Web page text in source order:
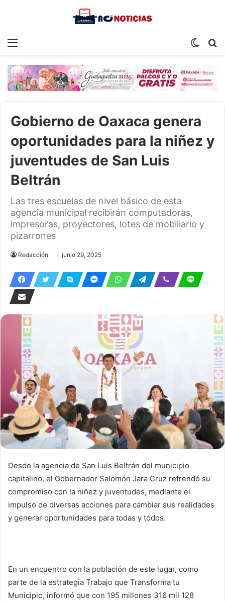
Menu
Switch
Gobierno de Oaxaca genera
oportunidades para la niñez y
juventudes de San Luis
Beltrán
Las tres escuelas de nivel básico de esta
agencia municipal recibirán computadoras,
impresoras, proyectores, lotes de mobiliario y
pizarrones
Redacción junio 29, 2025
Desde la agencia de San Luis Beltrán del municipio
capitalino, el Gobernador Salomón Jara Cruz refrendó su
compromiso con la niñez y juventudes, mediante el
impulso de diversas acciones para cambiar sus realidades
y generar oportunidades para todas y todos.
En un encuentro con la población de este lugar, como
parte de la estrategia Trabajo que Transforma tu
Municipio, informó que con 195 millones 316 mil 128